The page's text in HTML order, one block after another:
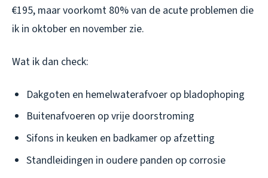
€195, maar voorkomt 80% van de acute problemen die
ik in oktober en november zie.
Wat ik dan check:
Dakgoten en hemelwaterafvoer op bladophoping
Buitenafvoeren op vrije doorstroming
Sifons in keuken en badkamer op afzetting
Standleidingen in oudere panden op corrosie